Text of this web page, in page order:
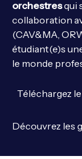
orchestresqui
collaboration
(CAV&MA,
étudiant(e)s
le monde
Téléchargez
Découvrez les